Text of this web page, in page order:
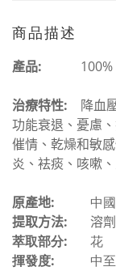
商品描述
產品: 100%
治療特性: 降血
功能衰退、 憂慮
催情、 乾燥和敏
炎、袪痰、 咳嗽、
原產地:
中國
提取方法:
溶
萃取部分:
花
揮發度: 中至